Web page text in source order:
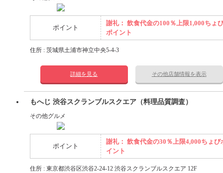
ポイント
謝礼： 飲食代金の100％上限1,000ちょ
ポイント
住所 : 茨城県土浦市神立中央5-4-3
詳細を見る その他店舗情報を表示
もへじ 渋谷スクランブルスクエア（料理品質調査）
その他グルメ
ポイント
謝礼： 飲食代金の30％上限4,000ちょび
イント
住所 : 東京都渋谷区渋谷2-24-12 渋谷スクランブルスクエア 12F